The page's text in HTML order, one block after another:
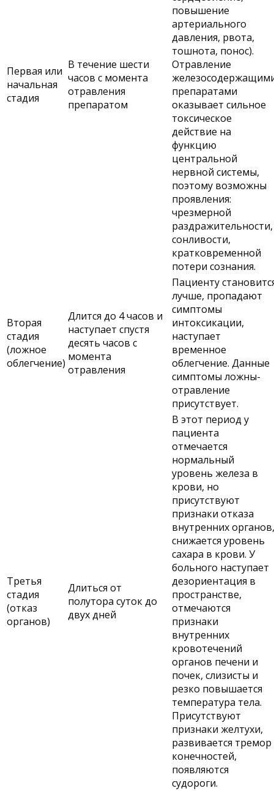
Первая или
начальная
стадия
В течение шести
часов с момента
отравления
препаратом
повышение
артериального
давления, рвота,
тошнота, понос).
Отравление
препаратами
оказывает сильное
токсическое
действие на
функцию
центральной
нервной системы,
поэтому возможны
проявления:
чрезмерной
раздражительности,
сонливости,
кратковременной
потери сознания.
Вторая
стадия
(ложное
облегчение)
Длится до 4 часов и
наступает спустя
десять часов с
момента
отравления
Пациенту
лучше, пропадают
симптомы
интоксикации,
наступает
временное
облегчение. Данные
симптомы ложны-
отравление
присутствует.
Третья
стадия
(отказ
органов)
Длиться от
полутора суток до
двух дней
В этот период у
пациента
отмечается
нормальный
уровень железа в
крови, но
присутствуют
признаки отказа
внутренних органов,
снижается уровень
сахара в крови. У
больного наступает
дезориентация в
пространстве,
отмечаются
признаки
внутренних
кровотечений
органов печени и
почек, слизисты и
резко повышается
температура тела.
Присутствуют
признаки желтухи,
развивается тремор
конечностей,
появляются
судороги.